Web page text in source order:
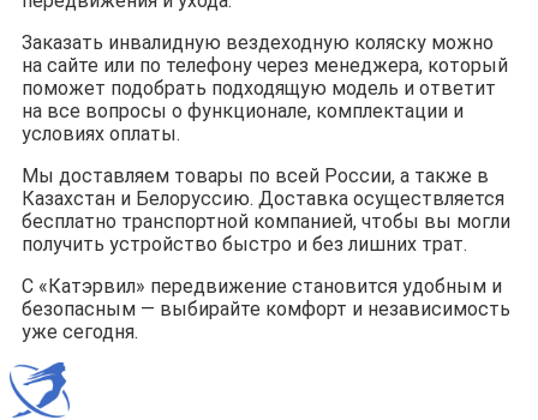
Заказать инвалидную вездеходную коляску можно
на сайте или по телефону через менеджера, который
поможет подобрать подходящую модель и ответит
на все вопросы о функционале, комплектации и
условиях оплаты.
Мы доставляем товары по всей России, а также в
Казахстан и Белоруссию. Доставка осуществляется
бесплатно транспортной компанией, чтобы вы могли
получить устройство быстро и без лишних трат.
С «Катэрвил» передвижение становится удобным и
безопасным — выбирайте комфорт и независимость
уже сегодня.